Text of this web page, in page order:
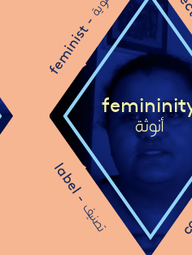
أنوثة
label -
تصنيف
feminist -